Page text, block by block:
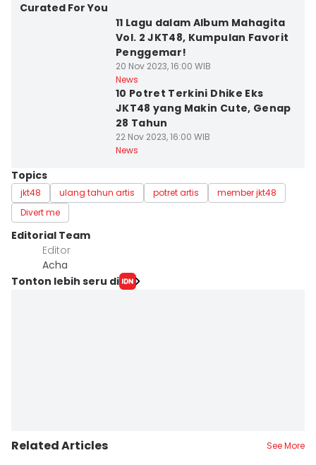
Curated For You
11 Lagu dalam Album Mahagita
Vol. 2 JKT48, Kumpulan Favorit
Penggemar!
20 Nov 2023, 16:00 WIB
News
10 Potret Terkini Dhike Eks
JKT48 yang Makin Cute, Genap
28 Tahun
22 Nov 2023, 16:00 WIB
News
Topics
jkt48 ulang tahun artis potret artis
member jkt48
Divert me
Editorial Team
Editor
Acha
Tonton lebih seru di
Related Articles See More